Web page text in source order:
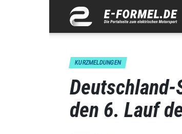
KURZMELDUNGEN
den 6. Lauf